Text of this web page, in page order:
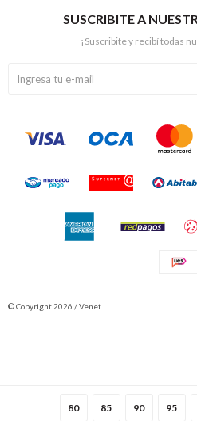
80 85 90 95
SUSCRIBITE A
¡Suscribite y recibí todas
© Copyright 2026 / Venet